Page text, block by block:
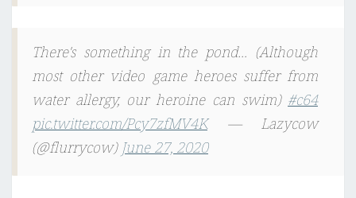
There's something in the pond… (Although
most other video game heroes suffer from
water allergy, our heroine can swim) #c64
pic.twitter.com/Pcy7zfMV4K
— Lazycow
(@flurrycow)June 27, 2020